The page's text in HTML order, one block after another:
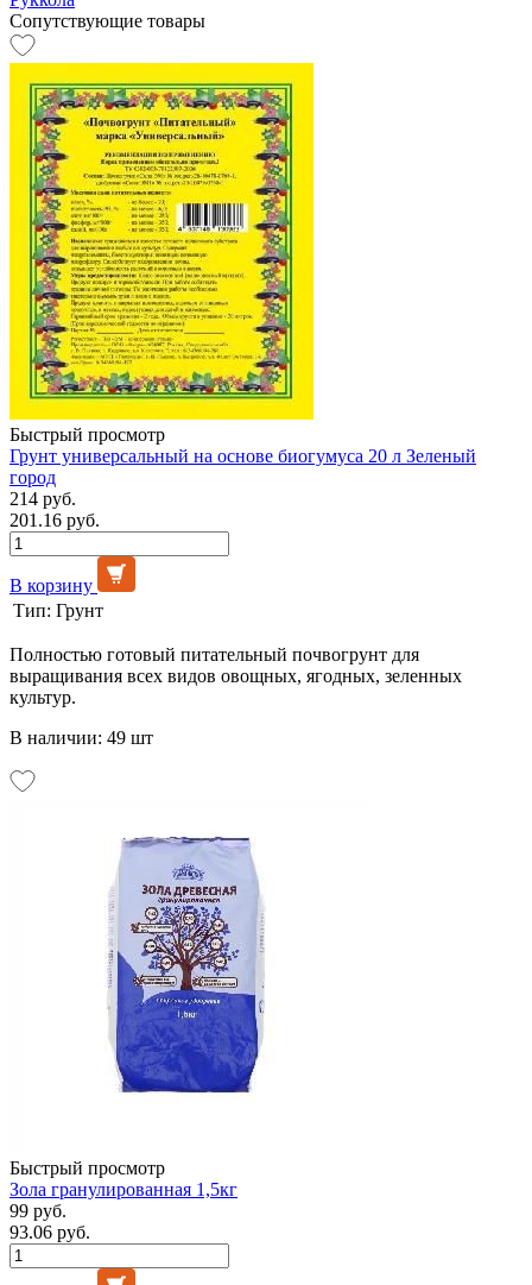
Сопутствующие товары
Быстрый просмотр
Грунт универсальный на основе биогумуса 20 л Зеленый
город
214 руб.
201.16 руб.
В корзину
Тип: Грунт
Полностью готовый питательный почвогрунт для
выращивания всех видов овощных, ягодных, зеленных
культур.
В наличии: 49 шт
Быстрый просмотр
Зола гранулированная 1,5кг
99 руб.
93.06 руб.